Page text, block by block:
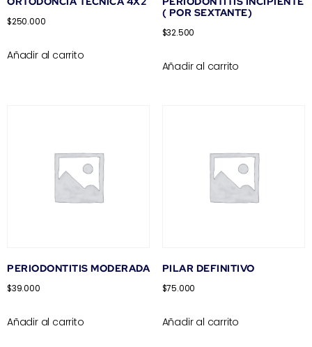
$250.000
Añadir al carrito
( POR SEXTANTE)
$32.500
Añadir al carrito
PERIODONTITIS MODERADA
$39.000
Añadir al carrito
PILAR DEFINITIVO
$75.000
Añadir al carrito